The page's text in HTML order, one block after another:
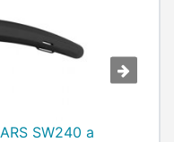
SW240 a